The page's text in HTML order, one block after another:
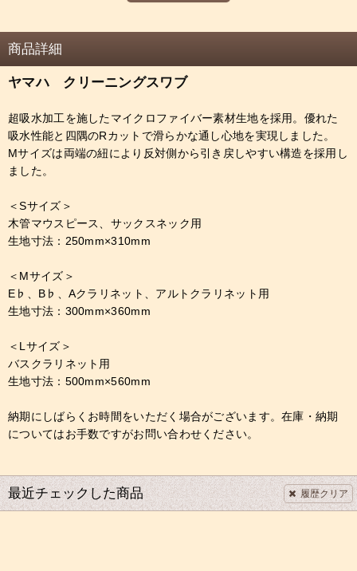
商品詳細
ヤマハ クリーニングスワブ
超吸水加工を施したマイクロファイバー素材生地を採用。優れた
吸水性能と四隅のRカットで滑らかな通し心地を実現しました。
Mサイズは両端の紐により反対側から引き戻しやすい構造を採用し
ました。
＜Sサイズ＞
木管マウスピース、サックスネック用
生地寸法：250mm×310mm
＜Mサイズ＞
E♭、B♭、Aクラリネット、アルトクラリネット用
生地寸法：300mm×360mm
＜Lサイズ＞
バスクラリネット用
生地寸法：500mm×560mm
納期にしばらくお時間をいただく場合がございます。在庫・納期
についてはお手数ですがお問い合わせください。
最近チェックした商品 履歴クリア